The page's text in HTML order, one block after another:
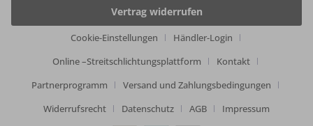
Vertrag widerrufen
Cookie-Einstellungen
Händler-Login
Online –Streitschlichtungsplattform
Kontakt
Partnerprogramm
Versand und Zahlungsbedingungen
Widerrufsrecht
Datenschutz AGB Impressum